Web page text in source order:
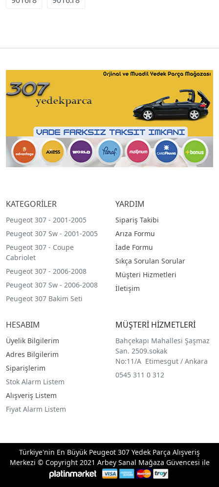
KATEGORİLER
Peugeot 307 - 2001-2005
Peugeot 307 Sw - 2001-2005
Peugeot 307 - Coupe
Cabriolet
Peugeot 307 - 2006-2008
Peugeot 307 Sw - 2006-2008
Peugeot 307 Bakim Seti
YARDIM
Sipariş Takibi
Arıza Formu
İade Formu
Sıkça Sorulan Sorular
Müşteri Hizmetleri
İletişim
HESABIM
Üyelik Bilgilerim
Adres Bilgilerim
Siparişlerim
Stok Alarm Listem
Alışveriş Listem
Fiyat Alarm Listem
MÜŞTERİ HİZMETLERİ
Bahçekapı Mahallesi Şaşmaz
San. 2509.sokak
No:11/A Etimesgut / Ankara
0545 311 0 312
Türkiye'nin En Büyük Peugeot 307 Yedek Parça Alışveriş
Merkezi © Copyright 2021 Arbey Sanal Mağaza Güvencesi ile